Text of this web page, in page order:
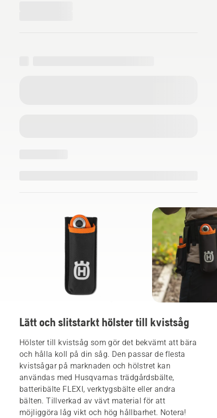
Lätt och slitstarkt hölster till kvistsåg
Hölster till kvistsåg som gör det bekvämt att bära
och hålla koll på din såg. Den passar de flesta
kvistsågar på marknaden och hölstret kan
användas med Husqvarnas trädgårdsbälte,
batteribälte FLEXI, verktygsbälte eller andra
bälten. Tillverkad av vävt material för att
möjliggöra låg vikt och hög hållbarhet. Notera!